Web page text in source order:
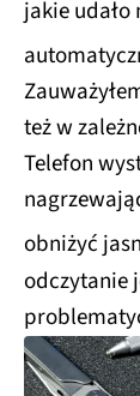
jakie
też w
Telefon
obniżyć
odczytanie